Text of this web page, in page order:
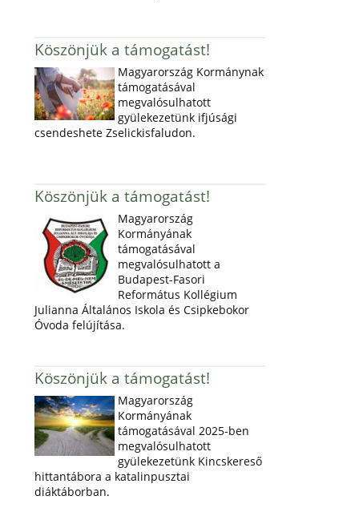
Köszönjük a támogatást!
Magyarország Kormánynak
támogatásával
megvalósulhatott
gyülekezetünk ifjúsági
csendeshete Zselickisfaludon.
Köszönjük a támogatást!
Magyarország
Kormányának
támogatásával
megvalósulhatott a
Budapest-Fasori
Református Kollégium
Julianna Általános Iskola és Csipkebokor
Óvoda felújítása.
Köszönjük a támogatást!
Magyarország
Kormányának
támogatásával 2025-ben
megvalósulhatott
gyülekezetünk Kincskereső
hittantábora a katalinpusztai
diáktáborban.